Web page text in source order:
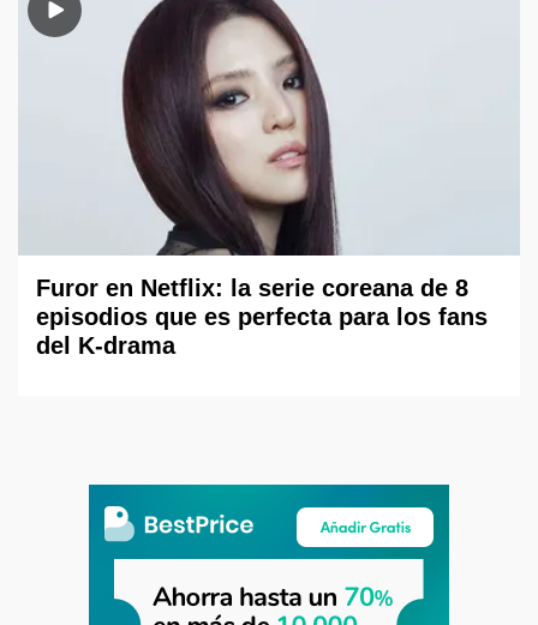
Furor en Netflix: la serie coreana de 8
episodios que es perfecta para los fans
del K-drama